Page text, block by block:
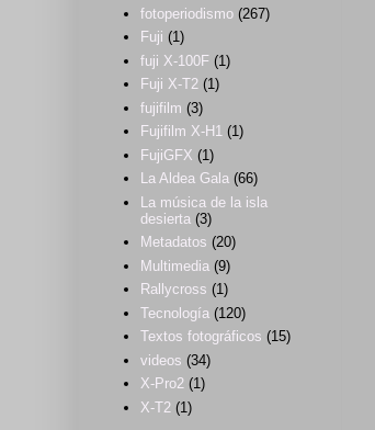
fotoperiodismo (267)
Fuji (1)
fuji X-100F (1)
Fuji X-T2 (1)
fujifilm (3)
Fujifilm X-H1 (1)
FujiGFX (1)
La Aldea Gala (66)
La música de la isla
desierta (3)
Metadatos (20)
Multimedia (9)
Rallycross (1)
Tecnología (120)
Textos fotográficos (15)
videos (34)
X-Pro2 (1)
X-T2 (1)